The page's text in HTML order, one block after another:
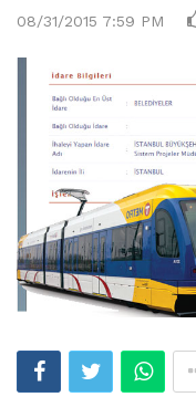
08/31/2015 7:59 PM